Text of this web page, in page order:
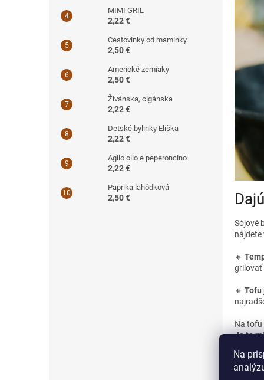
Na
MIMI GRIL
2,22 €
Cestovinky od maminky
2,50 €
Americké zemiaky
2,50 €
Živánska, cigánska
2,22 €
Detské bylinky Eliška
2,22 €
Aglio olio e peperoncino
2,22 €
Paprika lahôdková
2,50 €
Sójové
nájdete
🔸
grilovať
🔸 Tofu
Na tofu
Je to